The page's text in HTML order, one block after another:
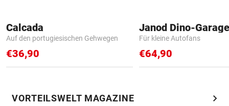
Calcada
Auf den portugiesischen Gehwegen
€36,90
Janod Dino-Garage
Für kleine Autofans
€64,90
VORTEILSWELT MAGAZINE chevron_right